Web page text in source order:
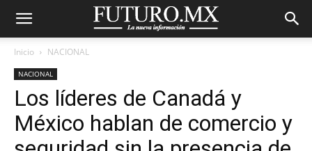
Inicio NACIONAL
NACIONAL
Los líderes de Canadá y
México hablan de comercio y